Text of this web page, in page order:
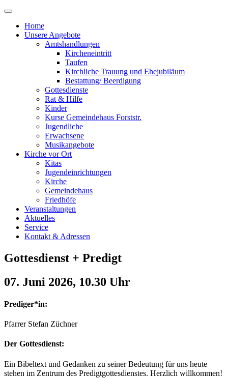
Home
Unsere Angebote
Amtshandlungen
Kircheneintritt
Taufen
Kirchliche Trauung und Ehejubiläum
Bestattung/ Beerdigung
Gottesdienste
Rat & Hilfe
Kinder
Kurse Gemeindehaus Forststr.
Jugendliche
Erwachsene
Musikangebote
Kirche vor Ort
Kitas
Jugendeinrichtungen
Kirche
Gemeindehaus
Friedhöfe
Veranstaltungen
Aktuelles
Service
Kontakt & Adressen
Gottesdienst + Predigt
07. Juni 2026, 10.30 Uhr
Prediger*in:
Pfarrer Stefan Züchner
Der Gottesdienst:
Ein Bibeltext und Gedanken zu seiner Bedeutung für uns heute
stehen im Zentrum des Predigtgottesdienstes. Herzlich willkommen!